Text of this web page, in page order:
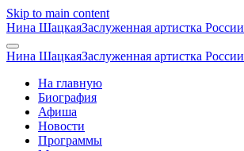
Skip to main content
Нина ШацкаяЗаслуженная артистка России
Нина ШацкаяЗаслуженная артистка России
На главную
Биография
Афиша
Новости
Программы